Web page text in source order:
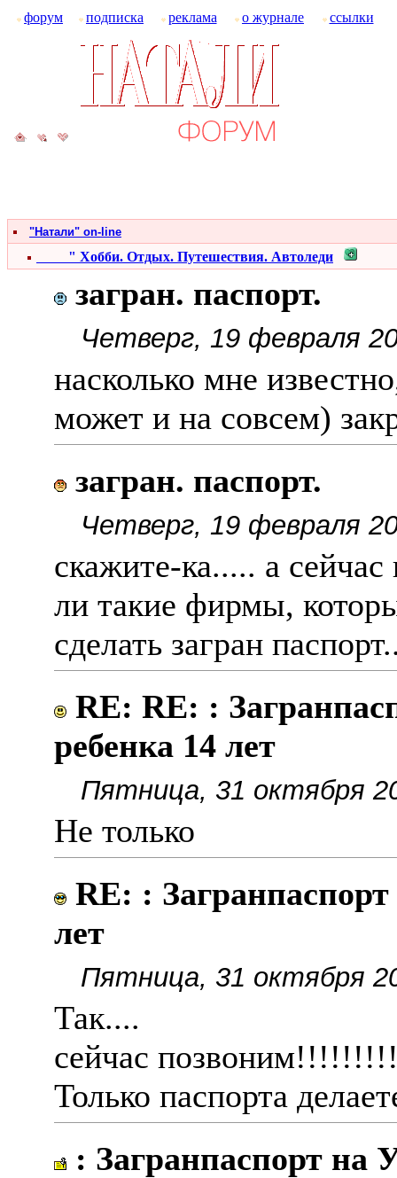
форум подписка реклама о журнале ссылки
"Натали" on-line
" Хобби. Отдых. Путешествия. Автоледи
загран. паспорт.
Четверг, 19 февраля
насколько мне
может и на совсем)
загран. паспорт.
Четверг, 19 февраля
скажите-ка..... а сейчас
ли такие фирмы,
сделать загран
RE: RE: :
ребенка 14 лет
Пятница, 31 октября
Не только
RE: :
лет
Пятница, 31 октября
Так....
сейчас
Только паспорта
: Загранпаспорт на